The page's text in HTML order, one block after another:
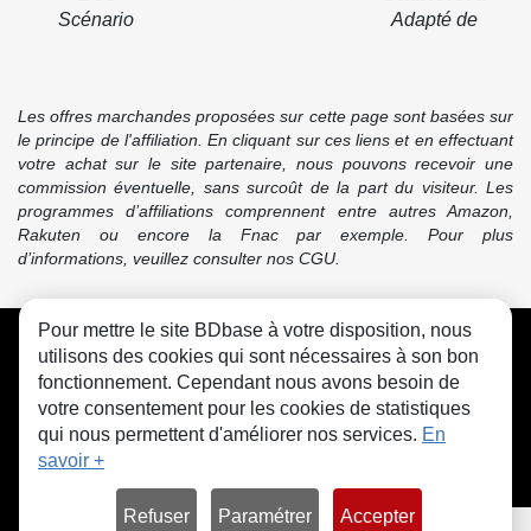
Scénario Adapté de
Les offres marchandes proposées sur cette page sont basées sur
le principe de l'affiliation. En cliquant sur ces liens et en effectuant
votre achat sur le site partenaire, nous pouvons recevoir une
commission éventuelle, sans surcoût de la part du visiteur. Les
programmes d’affiliations comprennent entre autres Amazon,
Rakuten ou encore la Fnac par exemple. Pour plus
d’informations, veuillez consulter nos CGU.
CGU FAQ Contact Cookies
Pour mettre le site BDbase à votre disposition, nous
utilisons des cookies qui sont nécessaires à son bon
fonctionnement. Cependant nous avons besoin de
votre consentement pour les cookies de statistiques
qui nous permettent d'améliorer nos services. En
savoir +
Refuser Paramétrer Accepter